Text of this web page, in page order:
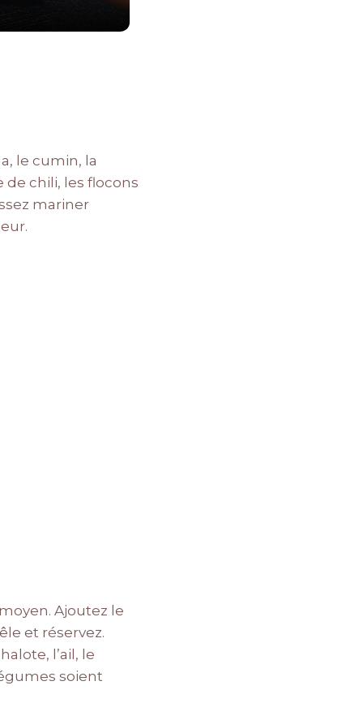
le cumin, la
de chili, les flocons
mariner
Ajoutez le
et réservez.
l’ail, le
soient